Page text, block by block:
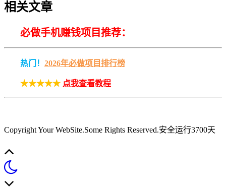
相关文章
必做手机赚钱项目推荐：
热门！ 2026年必做项目排行榜
★★★★★ 点我查看教程
Copyright Your WebSite.Some Rights Reserved.安全运行3700天